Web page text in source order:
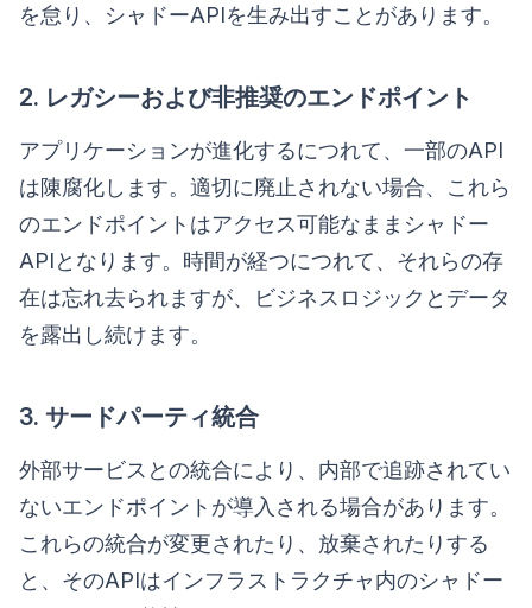
を怠り、シャドーAPIを生み出すことがあります。
2. レガシーおよび非推奨のエンドポイント
アプリケーションが進化するにつれて、一部のAPI
は陳腐化します。適切に廃止されない場合、これら
のエンドポイントはアクセス可能なままシャドー
APIとなります。時間が経つにつれて、それらの存
在は忘れ去られますが、ビジネスロジックとデータ
を露出し続けます。
3. サードパーティ統合
外部サービスとの統合により、内部で追跡されてい
ないエンドポイントが導入される場合があります。
これらの統合が変更されたり、放棄されたりする
と、そのAPIはインフラストラクチャ内のシャドー